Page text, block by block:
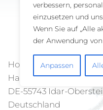
verbessern,
einzusetzen und
Wenn Sie auf „Alle
der Anwendung von
Anpassen
Horbach
Hauptstraße 139 a
DE-55743 Idar-
Deutschland